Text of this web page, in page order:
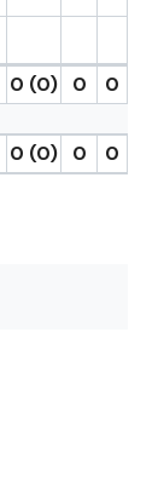
0 (0) 0 0
0 (0) 0 0